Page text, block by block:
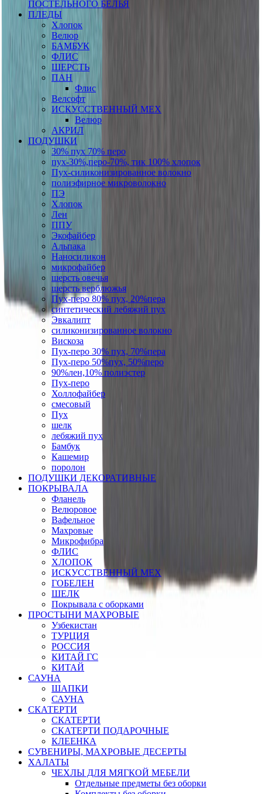
ПОСТЕЛЬНОГО БЕЛЬЯ
ПЛЕДЫ
Хлопок
Велюр
БАМБУК
ФЛИС
ШЕРСТЬ
ПАН
Флис
Велсофт
ИСКУССТВЕННЫЙ МЕХ
Велюр
АКРИЛ
ПОДУШКИ
30% пух 70% перо
пух-30%,перо-70%, тик 100% хлопок
Пух-силиконизированное волокно
полиэфирное микроволокно
ПЭ
Хлопок
Лен
ППУ
Экофайбер
Альпака
Наносиликон
микрофайбер
шерсть овечья
шерсть верблюжья
Пух-перо 80% пух, 20%пера
синтетический лебяжий пух
Эвкалипт
силиконизированное волокно
Вискоза
Пух-перо 30% пух, 70%пера
Пух-перо 50%пух, 50%перо
90%лен,10% полиэстер
Пух-перо
Холлофайбер
смесовый
Пух
шелк
лебяжий пух
Бамбук
Кашемир
поролон
ПОДУШКИ ДЕКОРАТИВНЫЕ
ПОКРЫВАЛА
Фланель
Велюровое
Вафельное
Махровые
Микрофибра
ФЛИС
ХЛОПОК
ИСКУССТВЕННЫЙ МЕХ
ГОБЕЛЕН
ШЕЛК
Покрывала с оборками
ПРОСТЫНИ МАХРОВЫЕ
Узбекистан
ТУРЦИЯ
РОССИЯ
КИТАЙ ГС
КИТАЙ
САУНА
ШАПКИ
САУНА
СКАТЕРТИ
СКАТЕРТИ
СКАТЕРТИ ПОДАРОЧНЫЕ
КЛЕЕНКА
СУВЕНИРЫ, МАХРОВЫЕ ДЕСЕРТЫ
ХАЛАТЫ
ЧЕХЛЫ ДЛЯ МЯГКОЙ МЕБЕЛИ
Отдельные предметы без оборки